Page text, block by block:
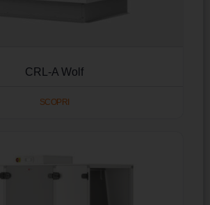
CRL-A Wolf
SCOPRI